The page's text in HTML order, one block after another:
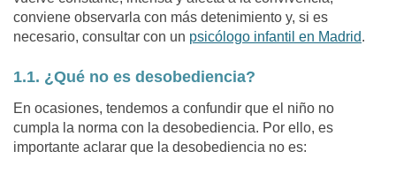
conviene observarla con más detenimiento y, si es
necesario, consultar con un psicólogo infantil en Madrid.
1.1. ¿Qué no es desobediencia?
En ocasiones, tendemos a confundir que el niño no
cumpla la norma con la desobediencia. Por ello, es
importante aclarar que la desobediencia no es: